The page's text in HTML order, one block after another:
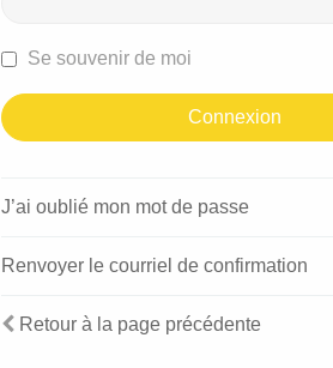
Se souvenir de moi
J’ai oublié mon mot de passe
Renvoyer le courriel de confirmation
Retour à la page précédente